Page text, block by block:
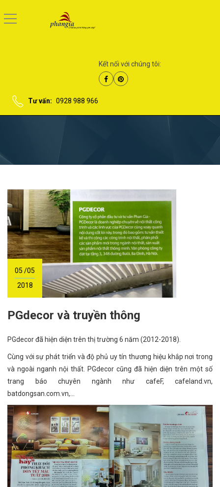
Kết nối với chúng tôi:
Tư vấn: 0928 988 966
05 /05
2018
PGdecor và truyền thông
PGdecor đã hiện diện trên thị trường 6 năm (2012-2018).
Cùng với sự phát triển và độ phủ uy tín thương hiệu khắp nơi trong
và ngoài nganh nội thất. PGdecor cũng đã hiện diện trên một số
trang báo chuyên ngành như cafeF, cafeland.vn,
batdongsan.com.vn,...